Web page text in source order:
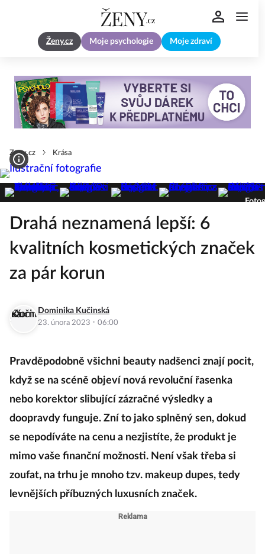
Ženy.cz Moje psychologie Moje zdraví
Zeny.cz Krása
Drahá neznamená lepší: 6
kvalitních kosmetických značek
za pár korun
Dominika Kučinská
23. února 2023 · 06:00
Pravděpodobně všichni beauty nadšenci znají pocit,
když se na scéně objeví nová revoluční řasenka
nebo korektor slibující zázračné výsledky a
doopravdy funguje. Zní to jako splněný sen, dokud
se nepodíváte na cenu a nezjistíte, že produkt je
mimo vaše finanční možnosti. Není však třeba si
zoufat, na trhu je mnoho tzv. makeup dupes, tedy
levnějších příbuzných luxusních značek.